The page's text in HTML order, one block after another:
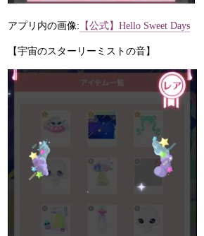
アプリ内の画像: 【公式】Hello Sweet Days
【宇宙のスターリーミストの音】